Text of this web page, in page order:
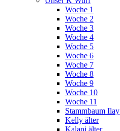
Woche 1
Woche 2
Woche 3
Woche 4
Woche 5
Woche 6
Woche 7
Woche 8
Woche 9
Woche 10
Woche 11
Stammbaum Ilay
Kelly älter
Kalani älter